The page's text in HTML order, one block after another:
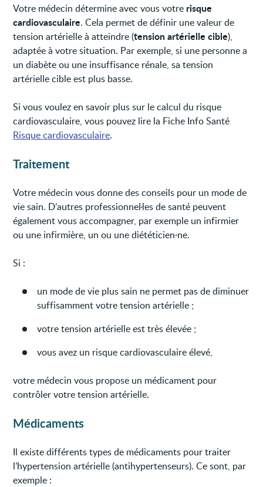
Votre médecin détermine avec vous votre risque
cardiovasculaire. Cela permet de définir une valeur de
tension artérielle à atteindre (tension artérielle cible),
adaptée à votre situation. Par exemple, si une personne a
un diabète ou une insuffisance rénale, sa tension
artérielle cible est plus basse.
Si vous voulez en savoir plus sur le calcul du risque
cardiovasculaire, vous pouvez lire la Fiche Info Santé
Risque cardiovasculaire.
Traitement
Votre médecin vous donne des conseils pour un mode de
vie sain. D’autres professionnel·les de santé peuvent
également vous accompagner, par exemple un infirmier
ou une infirmière, un ou une diététicien·ne.
Si :
un mode de vie plus sain ne permet pas de diminuer
suffisamment votre tension artérielle ;
votre tension artérielle est très élevée ;
vous avez un risque cardiovasculaire élevé,
votre médecin vous propose un médicament pour
contrôler votre tension artérielle.
Médicaments
Il existe différents types de médicaments pour traiter
l’hypertension artérielle (antihypertenseurs). Ce sont, par
exemple :